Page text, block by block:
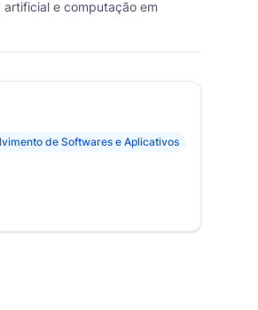
e computação em
de Softwares e Aplicativos